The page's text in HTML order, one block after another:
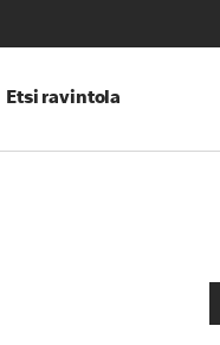
Etsi ravintola